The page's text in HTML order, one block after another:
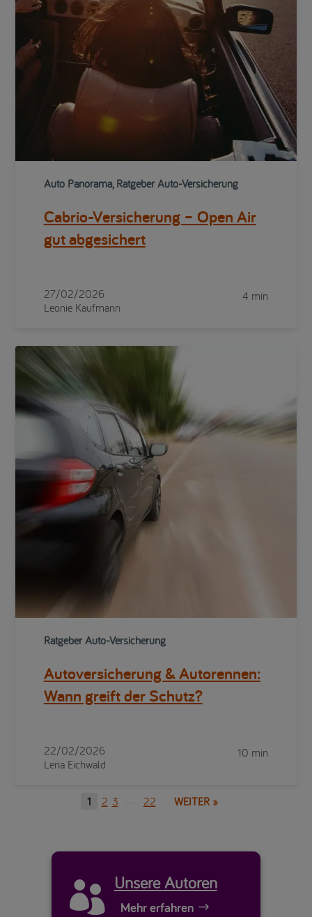
Auto Panorama, Ratgeber Auto-Versicherung
Cabrio-Versicherung – Open Air
gut abgesichert
27/02/2026
Leonie Kaufmann
4 min
Ratgeber Auto-Versicherung
Autoversicherung & Autorennen:
Wann greift der Schutz?
22/02/2026
Lena Eichwald
10 min
1 2 3 … 22 WEITER »
 Unsere Autoren
Mehr erfahren